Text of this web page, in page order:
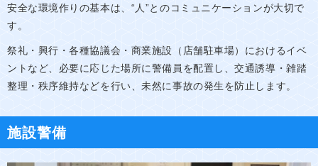
安全な環境作りの基本は、“人”とのコミュニケーションが大切で
す。
祭礼・興行・各種協議会・商業施設（店舗駐車場）におけるイベ
ントなど、必要に応じた場所に警備員を配置し、交通誘導・雑踏
整理・秩序維持などを行い、未然に事故の発生を防止します。
施設警備